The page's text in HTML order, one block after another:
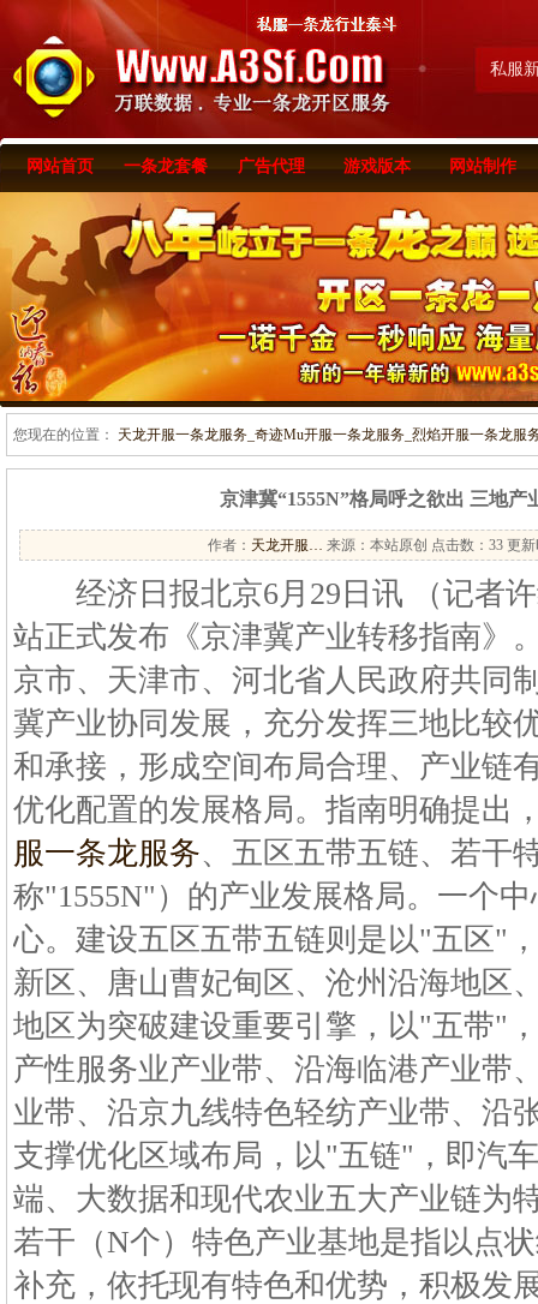
私服
网站首页 一条龙套餐 广告代理 游戏版本 网站制作
您现在的位置： 天龙开服一条龙服务_奇迹Mu开服一条龙服务_烈焰开服一条龙服
京津冀“1555N”格局呼之欲出 三地产
作者： 天龙开服… 来源：本站原创 点击数： 33 更新
经济日报北京6月29日讯 （记者许
站正式发布《京津冀产业转移指南》
京市、天津市、河北省人民政府共同
冀产业协同发展，充分发挥三地比较
和承接，形成空间布局合理、产业链
优化配置的发展格局。指南明确提出
服一条龙服务、五区五带五链、若干
称"1555N"）的产业发展格局。一个
心。建设五区五带五链则是以"五区"
新区、唐山曹妃甸区、沧州沿海地区
地区为突破建设重要引擎，以"五带"
产性服务业产业带、沿海临港产业带
业带、沿京九线特色轻纺产业带、沿
支撑优化区域布局，以"五链"，即汽
端、大数据和现代农业五大产业链为
若干（N个）特色产业基地是指以点
补充，依托现有特色和优势，积极发